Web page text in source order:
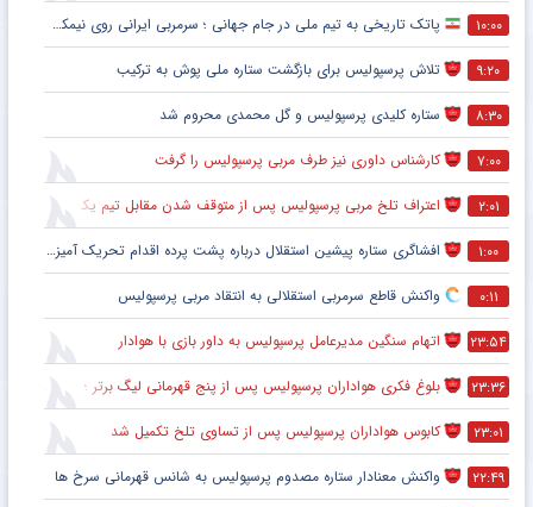
۱۰:۰۰ پاتک تاریخی به تیم ملی در جام جهانی ؛ سرمربی ایرانی روی نیمکت آمریکا
۹:۲۰ تلاش پرسپولیس برای بازگشت ستاره ملی پوش به ترکیب
۸:۳۰ ستاره کلیدی پرسپولیس و گل محمدی محروم شد
۷:۰۰ کارشناس داوری نیز طرف مربی پرسپولیس را گرفت
۲:۰۱ اعتراف تلخ مربی پرسپولیس پس از متوقف شدن مقابل تیم یک استقلالی
۱:۰۰ افشاگری ستاره پیشین استقلال درباره پشت پرده اقدام تحریک آمیز خود مقابل هواداران پرسپولیس
۰:۱۱ واکنش قاطع سرمربی استقلالی به انتقاد مربی پرسپولیس
۲۳:۵۴ اتهام سنگین مدیرعامل پرسپولیس به داور بازی با هوادار
۲۳:۳۶ بلوغ فکری هواداران پرسپولیس پس از پنج قهرمانی لیگ برتر ؛ اتفاقی تاریخی پس از پایان بازی با هوادار
۲۳:۰۱ کابوس هواداران پرسپولیس پس از تساوی تلخ تکمیل شد
۲۲:۴۹ واکنش معنادار ستاره مصدوم پرسپولیس به شانس قهرمانی سرخ ها